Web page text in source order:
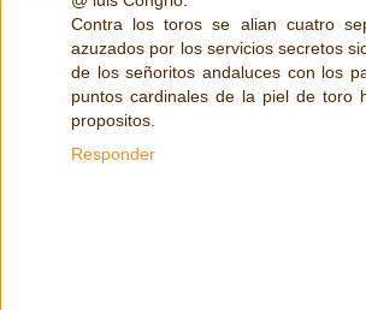
Contra los toros se alian cuatro
azuzados por los servicios secretos
de los señoritos andaluces con los
puntos cardinales de la piel de toro
propositos.
Responder